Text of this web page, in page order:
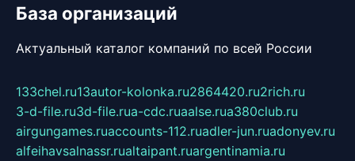
База организаций
Актуальный каталог компаний по всей России
133chel.ru13autor-kolonka.ru2864420.ru2rich.ru
3-d-file.ru3d-file.rua-cdc.ruaalse.rua380club.ru
airgungames.ruaccounts-112.ruadler-jun.ruadonyev.ru
alfeihavsalnassr.rualtaipant.ruargentinamia.ru